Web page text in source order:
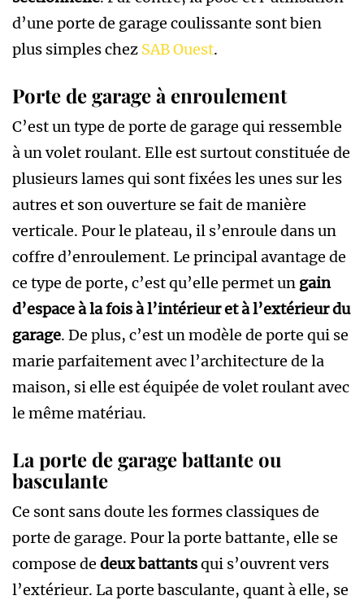
d’une porte de garage coulissante sont bien
plus simples chez SAB Ouest.
Porte de garage à enroulement
C’est un type de porte de garage qui ressemble
à un volet roulant. Elle est surtout constituée de
plusieurs lames qui sont fixées les unes sur les
autres et son ouverture se fait de manière
verticale. Pour le plateau, il s’enroule dans un
coffre d’enroulement. Le principal avantage de
ce type de porte, c’est qu’elle permet un gain
d’espace à la fois à l’intérieur et à l’extérieur du
garage. De plus, c’est un modèle de porte qui se
marie parfaitement avec l’architecture de la
maison, si elle est équipée de volet roulant avec
le même matériau.
La porte de garage battante ou
basculante
Ce sont sans doute les formes classiques de
porte de garage. Pour la porte battante, elle se
compose de deux battantsqui s’ouvrent vers
l’extérieur. La porte basculante, quant à elle, se